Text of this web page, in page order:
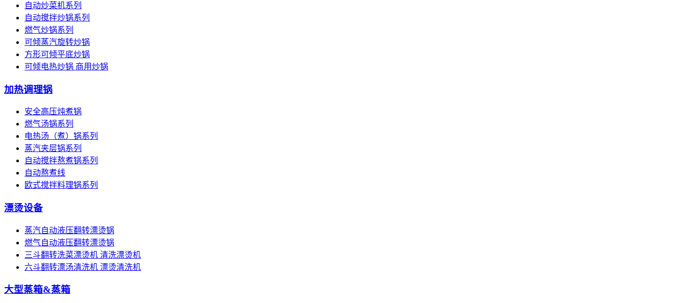
自动炒菜机系列
自动搅拌炒锅系列
燃气炒锅系列
可倾蒸汽旋转炒锅
方形可倾平底炒锅
可倾电热炒锅 商用炒锅
加热调理锅
安全高压炖煮锅
燃气汤锅系列
电热汤（煮）锅系列
蒸汽夹层锅系列
自动搅拌熬煮锅系列
自动熬煮线
欧式搅拌料理锅系列
漂烫设备
蒸汽自动液压翻转漂烫锅
燃气自动液压翻转漂烫锅
三斗翻转洗菜漂烫机 清洗漂烫机
六斗翻转漂汤清洗机 漂烫清洗机
大型蒸箱&蒸箱